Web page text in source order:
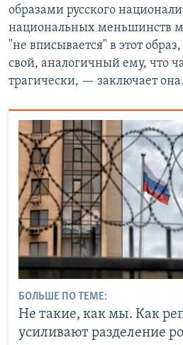
образами русского
национальных меньшинств
"не вписывается" в этот
свой, аналогичный ему, что
трагически, — заключает она.
БОЛЬШЕ ПО ТЕМЕ:
Не такие, как мы. Как
усиливают разделение